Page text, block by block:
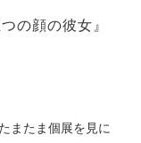
の顔の彼女』
またま個展を見に